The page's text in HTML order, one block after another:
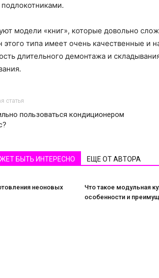
модели «книг», которые довольно
этого типа имеет очень качественные
длительного демонтажа и
статья
пользоваться кондиционером
БЫТЬ ИНТЕРЕСНО ЕЩЕ ОТ АВТОРА
неоновых
Что такое модульная
особенности и